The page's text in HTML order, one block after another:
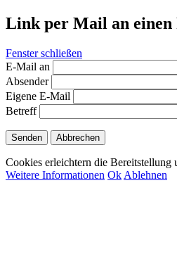
Link per Mail an einen
Fenster schließen
E-Mail an
Absender
Eigene E-Mail
Betreff
Senden Abbrechen
Cookies erleichtern die Bereitstellung
Weitere Informationen Ok Ablehnen